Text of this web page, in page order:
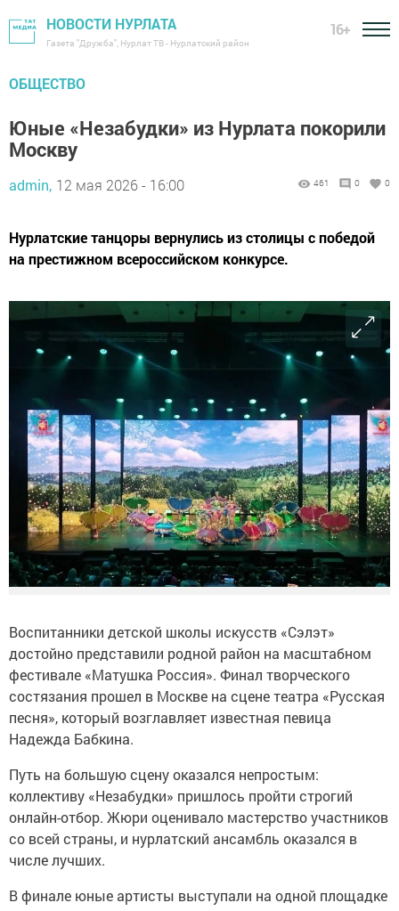
НОВОСТИ НУРЛАТА
Газета "Дружба", Нурлат ТВ - Нурлатский район
16+
ОБЩЕСТВО
Юные «Незабудки» из Нурлата покорили
Москву
admin, 12 мая 2026 - 16:00 461 0 0
Нурлатские танцоры вернулись из столицы с победой
на престижном всероссийском конкурсе.
Воспитанники детской школы искусств «Сэлэт»
достойно представили родной район на масштабном
фестивале «Матушка Россия». Финал творческого
состязания прошел в Москве на сцене театра «Русская
песня», который возглавляет известная певица
Надежда Бабкина.
Путь на большую сцену оказался непростым:
коллективу «Незабудки» пришлось пройти строгий
онлайн-отбор. Жюри оценивало мастерство участников
со всей страны, и нурлатский ансамбль оказался в
числе лучших.
В финале юные артисты выступали на одной площадке